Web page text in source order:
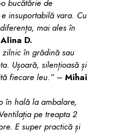
bucătărie de
insuportabilă vara. Cu
mai ales în
Alina D.
zilnic în grădină sau
Ușoară, silențioasă și
fiecare leu.” – Mihai
în hală la ambalare,
pe treapta 2
E super practică și